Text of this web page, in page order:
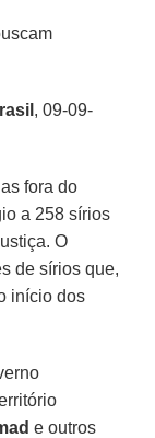
, 09-09-
fora do
a 258 sírios
O
de sírios que,
início dos
e outros